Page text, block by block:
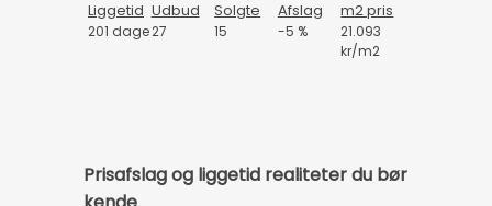
Liggetid Udbud Solgte Afslag m2 pris
201 dage27 15 -5 %
21.093
kr/m2
Prisafslag og liggetid realiteter du bør